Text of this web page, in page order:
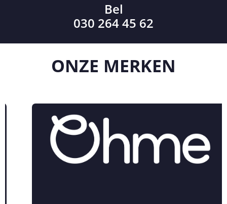
Bel
030 264 45 62
ONZE MERKEN